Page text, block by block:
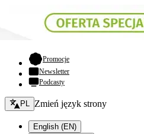
Promocje- otwiera się w nowej karcie
Newsletter
Podcasty
Zmień język - bieżący:
PL Zmień język strony
English (EN)